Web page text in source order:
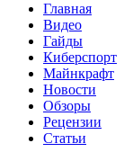
Главная
Видео
Гайды
Киберспорт
Майнкрафт
Новости
Обзоры
Рецензии
Статьи